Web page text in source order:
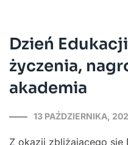
Dzień
życzenia,
akademia
13 PAŹDZIERNIKA,
Z okazji zbliżającego się